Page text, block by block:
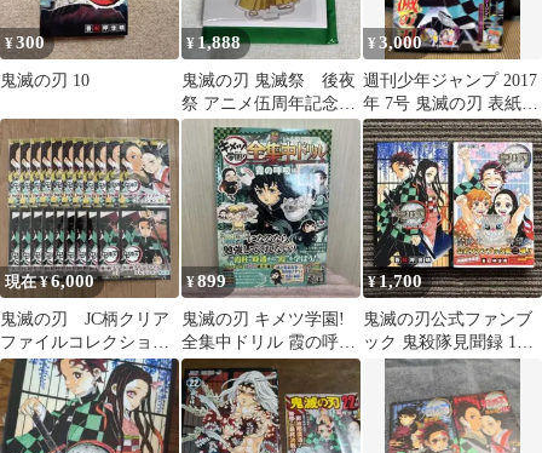
¥300
鬼滅の刃 10
¥ 1,888
鬼滅の刃 鬼滅祭 後夜
祭 アニメ伍周年記念祭
辰年 アクリルスタン
ド 我妻善逸
¥3,000
週刊少年ジャンプ 2017
年 7号 鬼滅の刃 表紙
柱初登場号
現在 ¥6,000
鬼滅の刃 JC柄クリア
ファイルコレクショ
ン 第1弾 第2弾 フル
コンプリート
¥899
鬼滅の刃 キメツ学園!
全集中ドリル 霞の呼吸
編
¥1,700
鬼滅の刃公式ファンブ
ック 鬼殺隊見聞録 1・2
- 吾峠 呼世晴